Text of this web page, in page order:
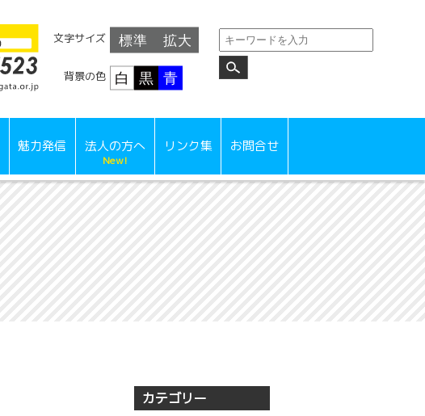
文字サイズ
背景の色
魅力発信 法人の方へ
New!
リンク集 お問合せ
カテゴリー